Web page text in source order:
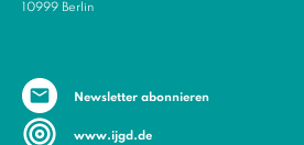
10999 Berlin
Newsletter abonnieren
www.ijgd.de